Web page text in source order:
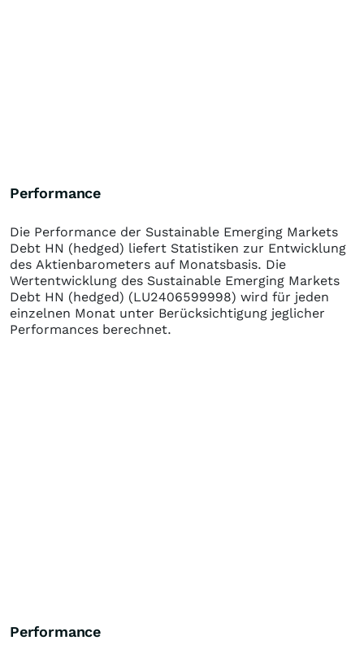
Performance
Die Performance der Sustainable Emerging Markets
Debt HN (hedged) liefert Statistiken zur Entwicklung
des Aktienbarometers auf Monatsbasis. Die
Wertentwicklung des Sustainable Emerging Markets
Debt HN (hedged) (LU2406599998) wird für jeden
einzelnen Monat unter Berücksichtigung jeglicher
Performances berechnet.
Performance